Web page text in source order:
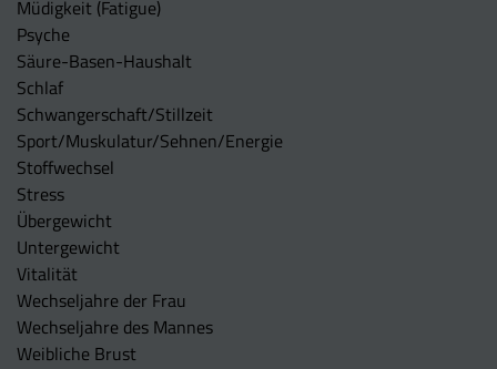
Müdigkeit (Fatigue)
Psyche
Säure-Basen-Haushalt
Schlaf
Schwangerschaft/Stillzeit
Sport/Muskulatur/Sehnen/Energie
Stoffwechsel
Stress
Übergewicht
Untergewicht
Vitalität
Wechseljahre der Frau
Wechseljahre des Mannes
Weibliche Brust